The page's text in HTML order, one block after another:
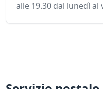
alle 19.30 dal lunedì al